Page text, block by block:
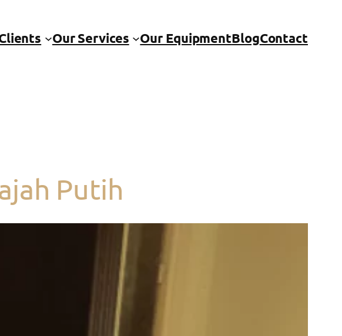
Our Services Our EquipmentBlogContact
Putih